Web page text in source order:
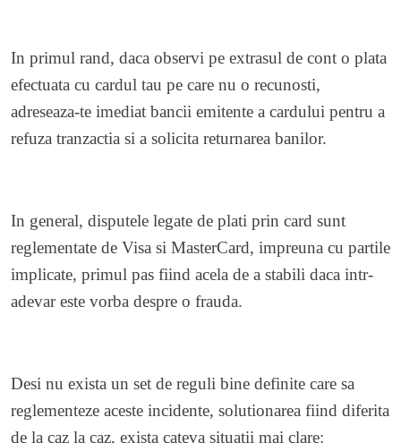
In primul rand, daca observi pe extrasul de cont o plata
efectuata cu cardul tau pe care nu o recunosti,
adreseaza-te imediat bancii emitente a cardului pentru a
refuza tranzactia si a solicita returnarea banilor.
In general, disputele legate de plati prin card sunt
reglementate de Visa si MasterCard, impreuna cu partile
implicate, primul pas fiind acela de a stabili daca intr-
adevar este vorba despre o frauda.
Desi nu exista un set de reguli bine definite care sa
reglementeze aceste incidente, solutionarea fiind diferita
de la caz la caz, exista cateva situatii mai clare: